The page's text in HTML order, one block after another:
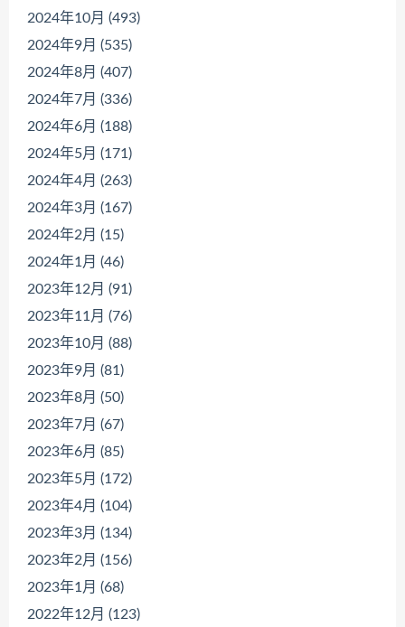
2024年10月 (493)
2024年9月 (535)
2024年8月 (407)
2024年7月 (336)
2024年6月 (188)
2024年5月 (171)
2024年4月 (263)
2024年3月 (167)
2024年2月 (15)
2024年1月 (46)
2023年12月 (91)
2023年11月 (76)
2023年10月 (88)
2023年9月 (81)
2023年8月 (50)
2023年7月 (67)
2023年6月 (85)
2023年5月 (172)
2023年4月 (104)
2023年3月 (134)
2023年2月 (156)
2023年1月 (68)
2022年12月 (123)